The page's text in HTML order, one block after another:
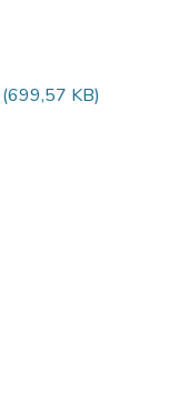
(699,57 KB)